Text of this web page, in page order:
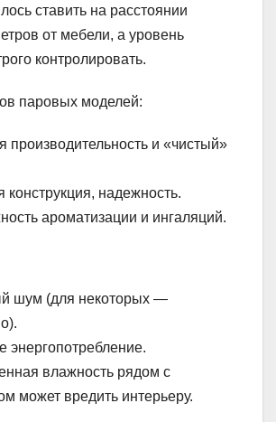
ставить на расстоянии
от мебели, а уровень
контролировать.
паровых моделей:
производительность и «чистый»
конструкция, надежность.
ароматизации и ингаляций.
шум (для некоторых —
энергопотребление.
влажность рядом с
может вредить интерьеру.